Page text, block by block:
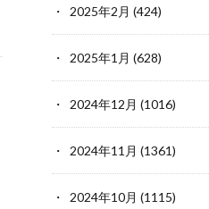
2025年2月 (424)
2025年1月 (628)
2024年12月 (1016)
2024年11月 (1361)
2024年10月 (1115)